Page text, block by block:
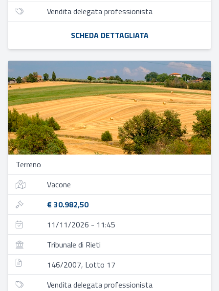
Vendita delegata professionista
SCHEDA DETTAGLIATA
Terreno
Vacone
€ 30.982,50
11/11/2026 - 11:45
Tribunale di Rieti
146/2007, Lotto 17
Vendita delegata professionista